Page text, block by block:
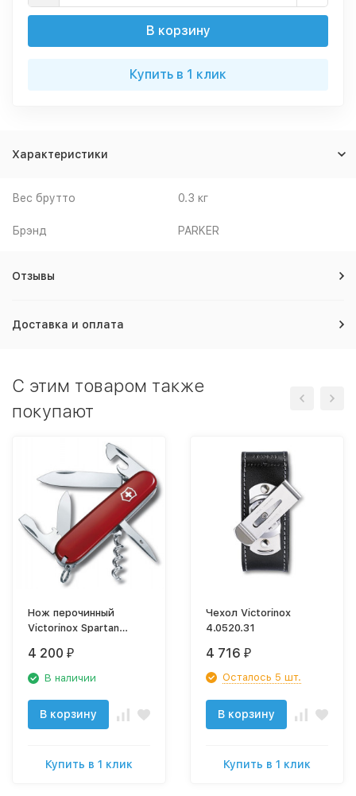
В корзину
Купить в 1 клик
Характеристики
Вес брутто 0.3 кг
Брэнд PARKER
Отзывы
Доставка и оплата
C этим товаром также
покупают
Нож перочинный
Victorinox Spartan
функций красный
(блистер)
4 200 ₽
В наличии
В корзину
Купить в 1 клик
Чехол Victorinox
4.0520.31
4 716 ₽
Осталось 5 шт.
В корзину
Купить в 1 клик